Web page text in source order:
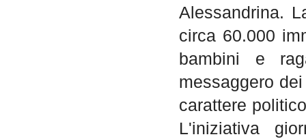
Alessandrina.
circa 60.000
bambini e
messaggero
carattere
L'iniziativa